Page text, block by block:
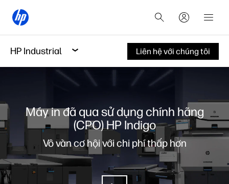
HP Industrial Liên hệ với chúng tôi
Máy in đã qua sử dụng chính hãng
(CPO) HP Indigo
Vô vàn cơ hội với chi phí thấp hơn